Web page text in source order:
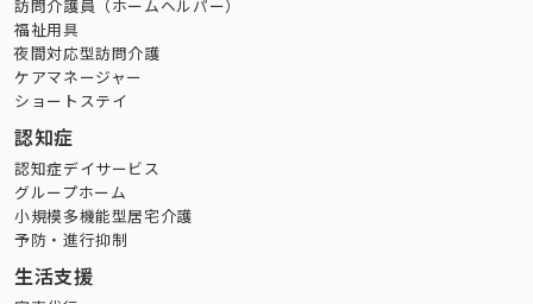
訪問介護員（ホームヘルパー）
福祉用具
夜間対応型訪問介護
ケアマネージャー
ショートステイ
認知症
認知症デイサービス
グループホーム
小規模多機能型居宅介護
予防・進行抑制
生活支援